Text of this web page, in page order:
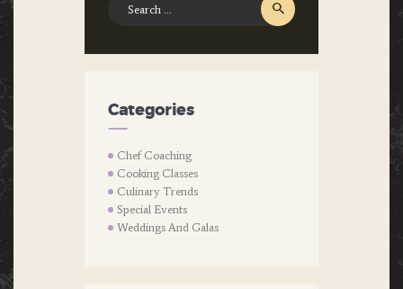
Categories
Chef Coaching
Cooking Classes
Culinary Trends
Special Events
Weddings And Galas